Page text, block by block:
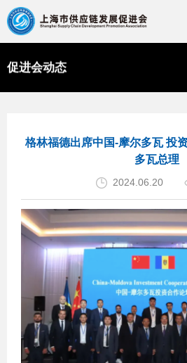
促进会动态
首页>>
格林福德出席中国-摩尔多瓦 投
多瓦总理
2024.06.20